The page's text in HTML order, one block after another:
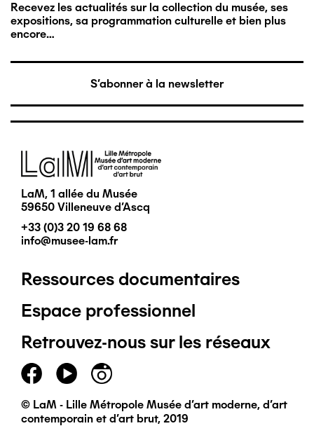
Recevez les actualités sur la collection du musée, ses
expositions, sa programmation culturelle et bien plus
encore…
S'abonner à la newsletter
Image
LaM, 1 allée du Musée
59650 Villeneuve d'Ascq
+33 (0)3 20 19 68 68
info@musee-lam.fr
Pied
de
page
principal
Ressources documentaires
Espace professionnel
Retrouvez-nous sur les réseaux
© LaM - Lille Métropole Musée d'art moderne, d'art
contemporain et d'art brut, 2019